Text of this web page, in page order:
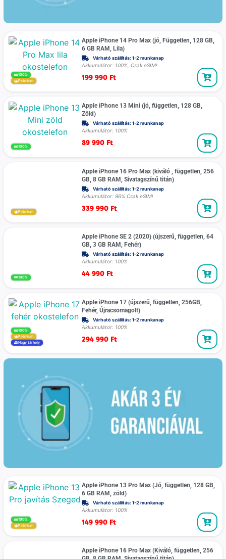
100%
Prémium
Apple iPhone 14 Pro Max (jó, Független, 128 GB,
6 GB RAM, Lila)
Várható szállítás: 1-2 munkanap
Akkumulátor: 100%, Csak eSIM!
199 990 Ft
100%
Apple iPhone 13 Mini (jó, független, 128 GB,
Zöld)
Várható szállítás: 1-2 munkanap
Akkumulátor: 100%
89 990 Ft
Prémium
Apple iPhone 16 Pro Max (kiváló , független, 256
GB, 8 GB RAM, Sivatagszínű titán)
Várható szállítás: 1-2 munkanap
Akkumulátor: 96% Csak eSIM!
339 990 Ft
100%
Apple iPhone SE 2 (2020) (újszerű, független, 64
GB, 3 GB RAM, Fehér)
Várható szállítás: 1-2 munkanap
Akkumulátor: 100%
44 990 Ft
100%
Prémium
Nagy tárhely
Apple iPhone 17 (újszerű, független, 256GB,
Fehér, Újracsomagolt)
Várható szállítás: 1-2 munkanap
Akkumulátor: 100%
294 990 Ft
100%
Prémium
Apple iPhone 13 Pro Max (Jó, független, 128 GB,
6 GB RAM, zöld)
Várható szállítás: 1-2 munkanap
Akkumulátor: 100%
149 990 Ft
Apple iPhone 16 Pro Max (Kiváló, független, 256